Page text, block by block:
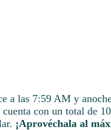
a las 7:59 AM y
con un total de
¡Aprovéchala al